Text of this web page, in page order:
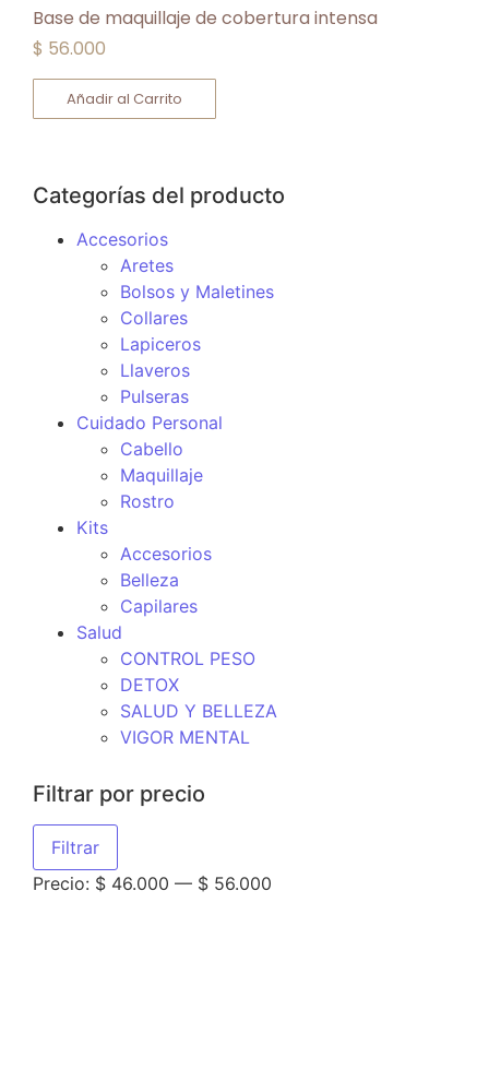
Base de maquillaje de cobertura intensa
$ 56.000
Añadir al Carrito
Categorías del producto
Accesorios
Aretes
Bolsos y Maletines
Collares
Lapiceros
Llaveros
Pulseras
Cuidado Personal
Cabello
Maquillaje
Rostro
Kits
Accesorios
Belleza
Capilares
Salud
CONTROL PESO
DETOX
SALUD Y BELLEZA
VIGOR MENTAL
Filtrar por precio
Filtrar
Precio: $ 46.000 — $ 56.000